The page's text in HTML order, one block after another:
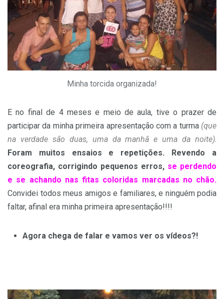
Minha torcida organizada!
E no final de 4 meses e meio de aula, tive o prazer de
participar da minha primeira apresentação com a turma(que
na verdade são duas, uma da manhã e uma da noite).
Foram muitos ensaios e repetições. Revendo a
coreografia, corrigindo pequenos erros, se perdendo
e se achando nas fitas coloridas marcadas no chão.
Convidei todos meus amigos e familiares, e ninguém podia
faltar, afinal era minha primeira apresentação!!!!
Agora chega de falar e vamos ver os vídeos?!